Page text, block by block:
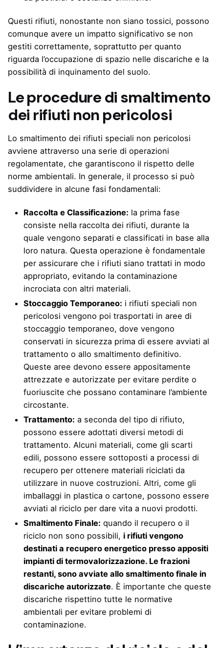
Questi rifiuti, nonostante non siano tossici, possono
comunque avere un impatto significativo se non
gestiti correttamente, soprattutto per quanto
riguarda l’occupazione di spazio nelle discariche e la
possibilità di inquinamento del suolo.
Le procedure di smaltimento
dei rifiuti non pericolosi
Lo smaltimento dei rifiuti speciali non pericolosi
avviene attraverso una serie di operazioni
regolamentate, che garantiscono il rispetto delle
norme ambientali. In generale, il processo si può
suddividere in alcune fasi fondamentali:
Raccolta e Classificazione: la prima fase
consiste nella raccolta dei rifiuti, durante la
quale vengono separati e classificati in base alla
loro natura. Questa operazione è fondamentale
per assicurare che i rifiuti siano trattati in modo
appropriato, evitando la contaminazione
incrociata con altri materiali.
Stoccaggio Temporaneo: i rifiuti speciali non
pericolosi vengono poi trasportati in aree di
stoccaggio temporaneo, dove vengono
conservati in sicurezza prima di essere avviati al
trattamento o allo smaltimento definitivo.
Queste aree devono essere appositamente
attrezzate e autorizzate per evitare perdite o
fuoriuscite che possano contaminare l’ambiente
circostante.
Trattamento: a seconda del tipo di rifiuto,
possono essere adottati diversi metodi di
trattamento. Alcuni materiali, come gli scarti
edili, possono essere sottoposti a processi di
recupero per ottenere materiali riciclati da
utilizzare in nuove costruzioni. Altri, come gli
imballaggi in plastica o cartone, possono essere
avviati al riciclo per dare vita a nuovi prodotti.
Smaltimento Finale: quando il recupero o il
riciclo non sono possibili, i rifiuti vengono
destinati a recupero energetico presso appositi
impianti di termovalorizzazione. Le frazioni
restanti, sono avviate allo smaltimento finale in
discariche autorizzate. È importante che queste
discariche rispettino tutte le normative
ambientali per evitare problemi di
contaminazione.